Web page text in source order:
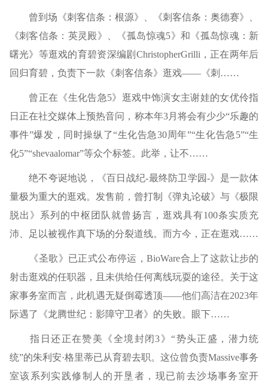
曾到场《刺客信条：根源》、《刺客信条：奥德赛》、
《刺客信条：英灵殿》、《孤岛惊魂5》和《孤岛惊魂：新
曙光》等逛戏的育碧资深编剧ChristopherGrilli，正在两年后
回归育碧，负责下一款《刺客信条》逛戏——《刺……
曾正在《生化告急5》逛戏中饰演女主谢娃的女优伶指
日正在社交媒体上预热音问，称本年3月将会有少少“乐趣的
事件”爆发，同时操纵了“生化告急30周年”“生化告急5”“生
化5”“shevaalomar”等众个标签。此举，让不……
绝不夸诞地说，《百日战纪-最终防卫学园-》是一款体
量极为重大的逛戏。发售前，曾打制《弹丸论破》与《极限
脱出》系列的中枢团队就曾扬言，逛戏具有100条实质充
沛、足以被视作真下场的分裂道线。而方今，正在逛戏……
《圣歌》已正式公布停运，BioWare合上了这款让步的
射击逛戏的任职器，且未供给任何离线玩耍的途径。关于这
家事务室而言，此机遇无疑倒霉透顶——他们高洁在2023年
际遇了《龙腾世纪：影障守卫者》的失败。眼下……
指日还正在赞美《全境封闭3》“势头正盛，潜力统
统”的朱利安·格里蒂已从育碧去职。这位曾负责Massive事务
室该系列实践修制人的开垦者，现已前去沙场事务室开